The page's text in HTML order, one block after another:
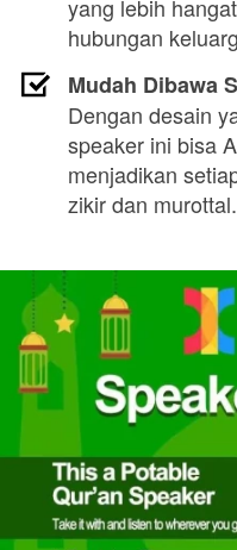
yang lebih
hubungan
Mudah Dibawa
Dengan desain
speaker ini bisa
menjadikan
zikir dan murottal.